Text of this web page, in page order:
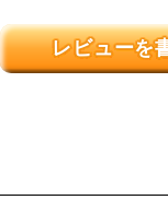
レビューを